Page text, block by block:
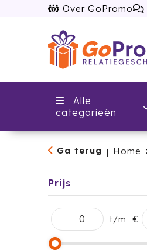
Over GoPromo
Alle
categorieën
Ga terug | Home
Prijs
t/m €